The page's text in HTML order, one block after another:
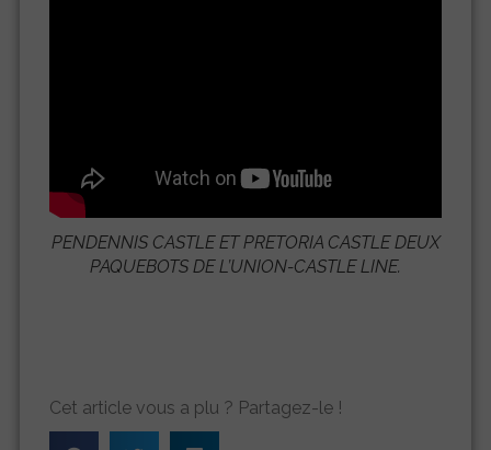
PENDENNIS CASTLE ET PRETORIA CASTLE DEUX
PAQUEBOTS DE L’UNION-CASTLE LINE.
Cet article vous a plu ? Partagez-le !